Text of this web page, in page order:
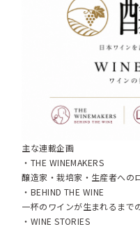
主な連載企画
・THE WINEMAKERS
醸造家・栽培家・生産者への
・BEHIND THE WINE
一杯のワインが生まれるまで
・WINE STORIES